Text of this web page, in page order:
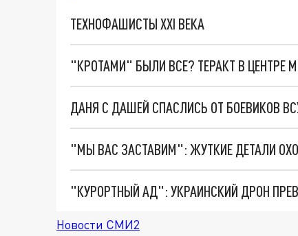
ТЕХНОФАШИСТЫ XXI ВЕКА
"КРОТАМИ" БЫЛИ ВСЕ? ТЕРАКТ В
ДАНЯ С ДАШЕЙ СПАСЛИСЬ ОТ БОЕВИКОВ
"КУРОРТНЫЙ АД": УКРАИНСКИЙ ДРОН
Новости СМИ2